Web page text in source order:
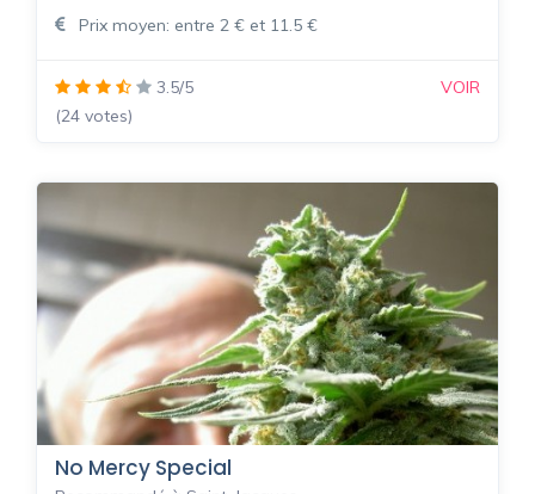
Prix moyen: entre 2 € et 11.5 €
3.5/5
(24 votes)
VOIR
No Mercy Special